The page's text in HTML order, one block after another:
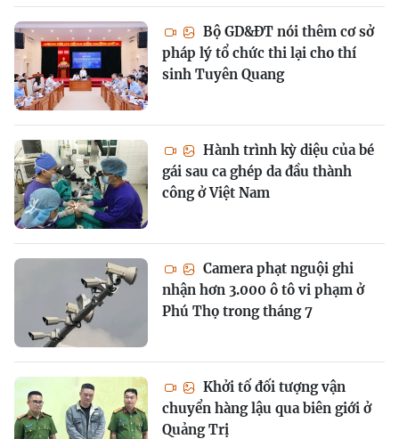
Bộ GD&ĐT nói thêm cơ sở
pháp lý tổ chức thi lại cho thí
sinh Tuyên Quang
Hành trình kỳ diệu của bé
gái sau ca ghép da đầu thành
công ở Việt Nam
Camera phạt nguội ghi
nhận hơn 3.000 ô tô vi phạm ở
Phú Thọ trong tháng 7
Khởi tố đối tượng vận
chuyển hàng lậu qua biên giới ở
Quảng Trị